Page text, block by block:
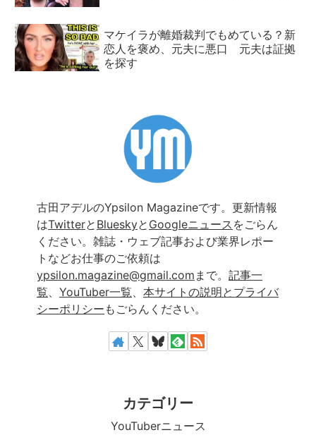
マケイラが離婚裁判でもめている？新
恋人を褒め、元夫に悪口 元夫は証拠
を探す
古田アデルのYpsilon Magazineです。更新情報
はTwitterと Blueskyと Googleニュース をごらん
ください。雑誌・ウェブ記事および業界レポー
トなどお仕事のご依頼は
ypsilon.magazine@gmail.com まで。 記事一
覧
YouTuber一覧
本サイトの説明とプライバ
シーポリシー もごらんください。
カテゴリー
YouTuberニュース